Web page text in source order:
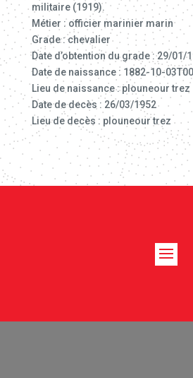
militaire (1919).
Métier : officier marinier marin
Grade : chevalier
Date d’obtention du grade : 29/01/
Date de naissance : 1882-10-
Lieu de naissance : plouneour trez
Date de decès : 26/03/1952
Lieu de decès : plouneour trez